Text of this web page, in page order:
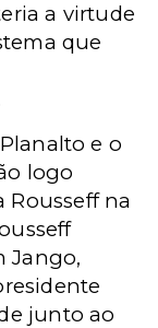
a virtude
que
e o
logo
Rousseff na
Jango,
junto ao